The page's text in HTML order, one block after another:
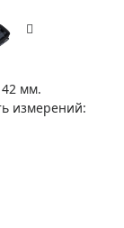
мм.
измерений: